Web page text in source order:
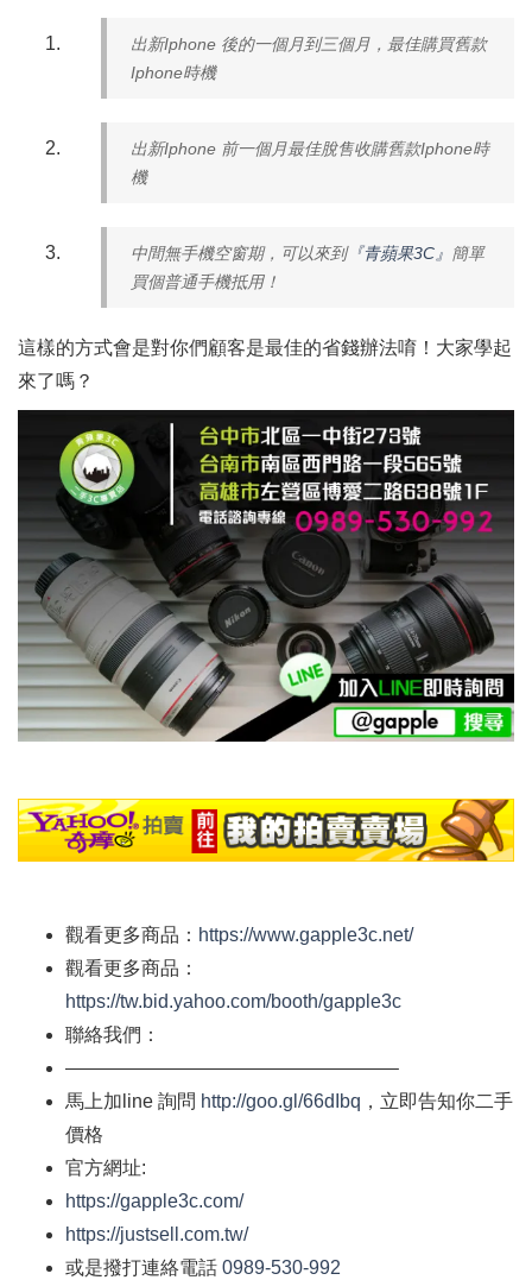
出新Iphone 後的一個月到三個月，最佳購買舊款
Iphone時機
出新Iphone 前一個月最佳脫售收購舊款Iphone時
機
中間無手機空窗期，可以來到『青蘋果3C』 簡單
買個普通手機抵用！
這樣的方式會是對你們顧客是最佳的省錢辦法唷！大家學起
來了嗎？
觀看更多商品： https://www.gapple3c.net/
觀看更多商品：
https://tw.bid.yahoo.com/booth/gapple3c
聯絡我們：
—————————————————–
馬上加 line 詢問 http://goo.gl/66dIbq ，立即告知你二手
價格
官方網址:
https://gapple3c.com/
https://justsell.com.tw/
或是撥打連絡電話 0989-530-992